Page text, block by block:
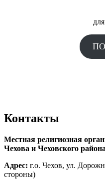
Контакты
Местная религиозная
Чехова и Чеховского района
Адрес: г.о. Чехов, ул.
стороны)